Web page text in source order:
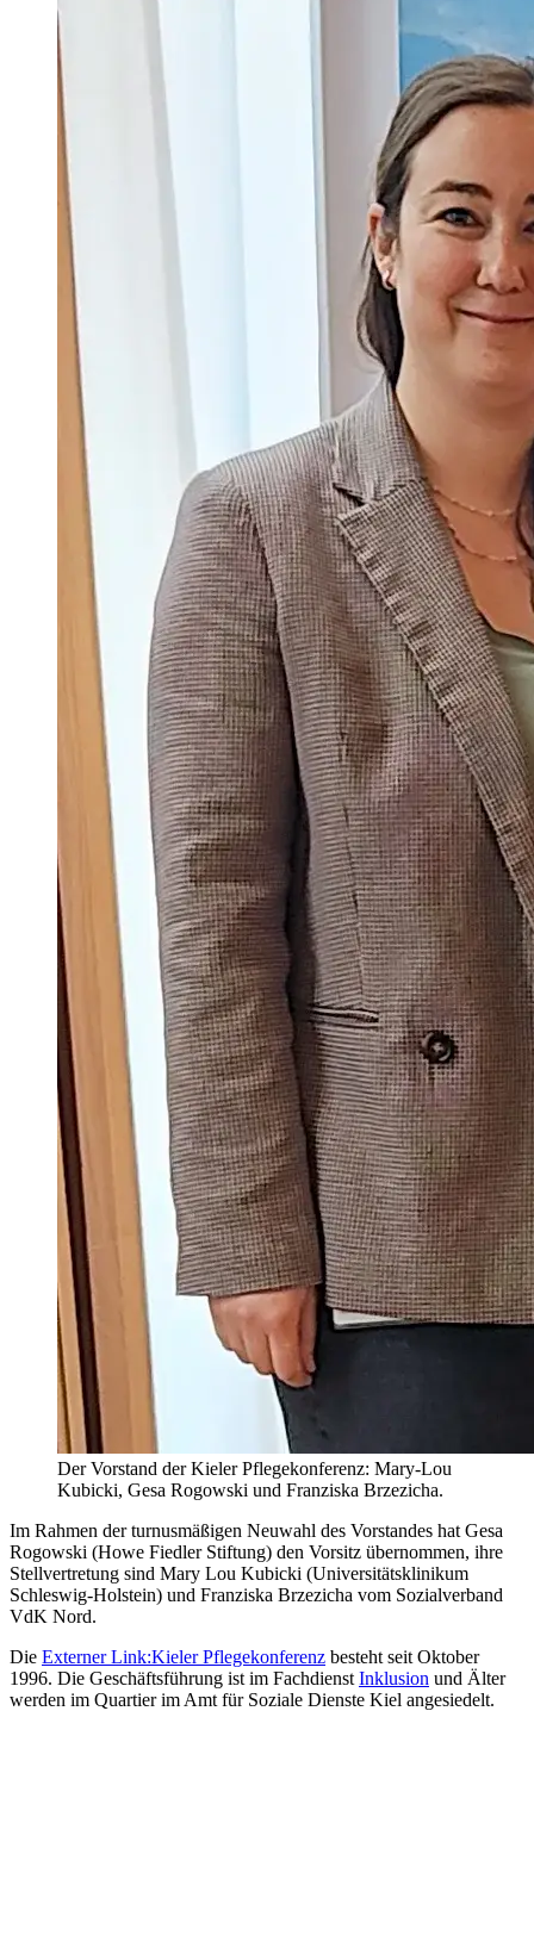
Der Vorstand der Kieler Pflegekonferenz: Mary-Lou
Kubicki, Gesa Rogowski und Franziska Brzezicha.
Im Rahmen der turnusmäßigen Neuwahl des Vorstandes hat Gesa
Rogowski (Howe Fiedler Stiftung) den Vorsitz übernommen, ihre
Stellvertretung sind Mary Lou Kubicki (Universitätsklinikum
Schleswig-Holstein) und Franziska Brzezicha vom Sozialverband
VdK Nord.
Die Externer Link:Kieler Pflegekonferenz besteht seit Oktober
1996. Die Geschäftsführung ist im Fachdienst Inklusion und Älter
werden im Quartier im Amt für Soziale Dienste Kiel angesiedelt.